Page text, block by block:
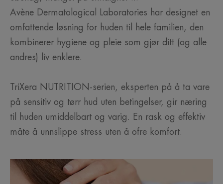
Avène Dermatological Laboratories har designet en
omfattende løsning for huden til hele familien, den
kombinerer hygiene og pleie som gjør ditt (og alle
andres) liv enklere.
TriXera NUTRITION-serien, eksperten på å ta vare
på sensitiv og tørr hud uten betingelser, gir næring
til huden umiddelbart og varig. En rask og effektiv
måte å unnslippe stress uten å ofre komfort.